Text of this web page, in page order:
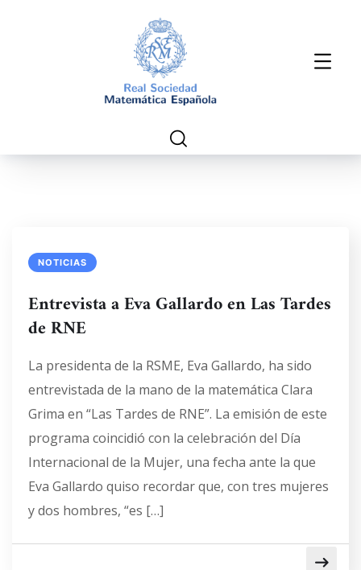
NOTICIAS
Entrevista a Eva Gallardo en Las Tardes
de RNE
La presidenta de la RSME, Eva Gallardo, ha sido
entrevistada de la mano de la matemática Clara
Grima en “Las Tardes de RNE”. La emisión de este
programa coincidió con la celebración del Día
Internacional de la Mujer, una fecha ante la que
Eva Gallardo quiso recordar que, con tres mujeres
y dos hombres, “es […]